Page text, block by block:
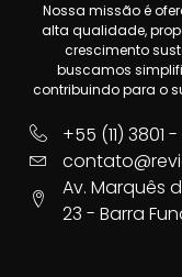
Nossa missão é
alta qualidade,
crescimento
buscamos
contribuindo para o
+55 (11) 3801 -
Av. Marquês
23 - Barra